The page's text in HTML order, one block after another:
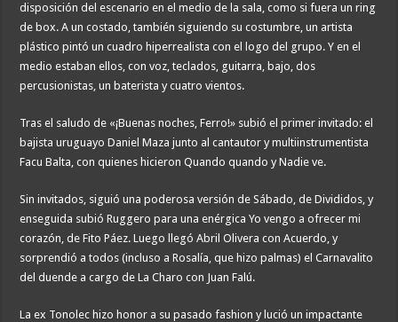
disposición del escenario en el medio de la sala, como si fuera un ring
de box. A un costado, también siguiendo su costumbre, un artista
plástico pintó un cuadro hiperrealista con el logo del grupo. Y en el
medio estaban ellos, con voz, teclados, guitarra, bajo, dos
percusionistas, un baterista y cuatro vientos.
Tras el saludo de «¡Buenas noches, Ferro!» subió el primer invitado: el
bajista uruguayo Daniel Maza junto al cantautor y multiinstrumentista
Facu Balta, con quienes hicieron Quando quando y Nadie ve.
Sin invitados, siguió una poderosa versión de Sábado, de Divididos, y
enseguida subió Ruggero para una enérgica Yo vengo a ofrecer mi
corazón, de Fito Páez. Luego llegó Abril Olivera con Acuerdo, y
sorprendió a todos (incluso a Rosalía, que hizo palmas) el Carnavalito
del duende a cargo de La Charo con Juan Falú.
La ex Tonolec hizo honor a su pasado fashion y lució un impactante